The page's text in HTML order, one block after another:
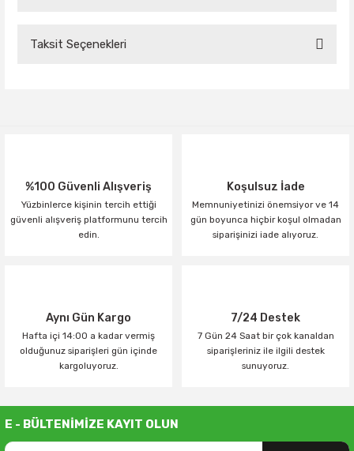
Taksit Seçenekleri
%100 Güvenli Alışveriş
Yüzbinlerce kişinin tercih ettiği
güvenli alışveriş platformunu tercih
edin.
Koşulsuz İade
Memnuniyetinizi önemsiyor ve 14
gün boyunca hiçbir koşul olmadan
siparişinizi iade alıyoruz.
Aynı Gün Kargo
Hafta içi 14:00 a kadar vermiş
olduğunuz siparişleri gün içinde
kargoluyoruz.
7/24 Destek
7 Gün 24 Saat bir çok kanaldan
siparişleriniz ile ilgili destek
sunuyoruz.
E - BÜLTENİMİZE KAYIT OLUN